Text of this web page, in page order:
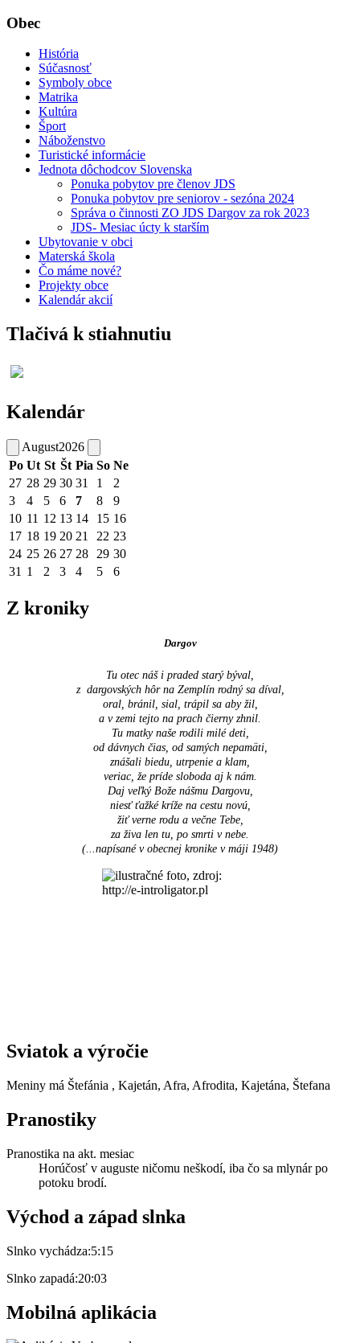
Obec
História
Súčasnosť
Symboly obce
Matrika
Kultúra
Šport
Náboženstvo
Turistické informácie
Jednota dôchodcov Slovenska
Ponuka pobytov pre členov JDS
Ponuka pobytov pre seniorov - sezóna 2024
Správa o činnosti ZO JDS Dargov za rok 2023
JDS- Mesiac úcty k starším
Ubytovanie v obci
Materská škola
Čo máme nové?
Projekty obce
Kalendár akcií
Tlačivá k stiahnutiu
Kalendár
August2026
Po Ut St Št Pia So Ne
27 28 29 30 31 1
2
3
4 5 6 7 8
9
10 11 12 13 14 15 16
17 18 19 20 21 22 23
24 25 26 27 28 29 30
31 1 2 3 4 5 6
Z kroniky
Dargov
Tu otec náš i praded starý býval,
z dargovských hôr na Zemplín rodný sa díval,
oral, bránil, sial, trápil sa aby žil,
a v zemi tejto na prach čierny zhnil.
Tu matky naše rodili milé deti,
od dávnych čias, od samých nepamäti,
znášali biedu, utrpenie a klam,
veriac, že príde sloboda aj k nám.
Daj veľký Bože nášmu Dargovu,
niesť ťažké kríže na cestu novú,
žiť verne rodu a večne Tebe,
za živa len tu, po smrti v nebe.
(...napísané v obecnej kronike v máji 1948)
Sviatok a výročie
Meniny má Štefánia , Kajetán, Afra, Afrodita, Kajetána, Štefana
Pranostiky
Pranostika na akt. mesiac
Horúčosť v auguste ničomu neškodí, iba čo sa mlynár po
potoku brodí.
Východ a západ slnka
Slnko vychádza:5:15
Slnko zapadá:20:03
Mobilná aplikácia